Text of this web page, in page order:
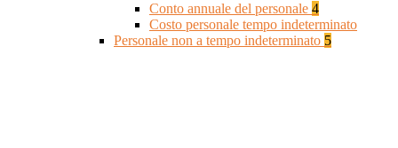
Conto annuale del personale 4
Costo personale tempo indeterminato
Personale non a tempo indeterminato 5